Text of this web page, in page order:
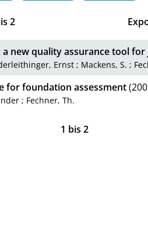
2
new quality assurance tool
Ernst ; Mackens, S. ;
for foundation assessment
; Fechner, Th.
1 bis2